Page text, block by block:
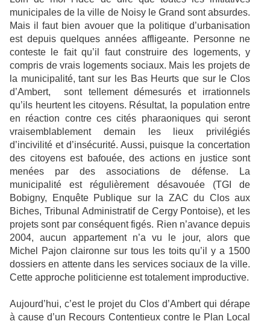
municipales de la ville de Noisy le Grand sont absurdes.
Mais il faut bien avouer que la politique d’urbanisation
est depuis quelques années affligeante. Personne ne
conteste le fait qu’il faut construire des logements, y
compris de vrais logements sociaux. Mais les projets de
la municipalité, tant sur les Bas Heurts que sur le Clos
d’Ambert, sont tellement démesurés et irrationnels
qu’ils heurtent les citoyens. Résultat, la population entre
en réaction contre ces cités pharaoniques qui seront
vraisemblablement demain les lieux privilégiés
d’incivilité et d’insécurité. Aussi, puisque la concertation
des citoyens est bafouée, des actions en justice sont
menées par des associations de défense. La
municipalité est régulièrement désavouée (TGI de
Bobigny, Enquête Publique sur la ZAC du Clos aux
Biches, Tribunal Administratif de Cergy Pontoise), et les
projets sont par conséquent figés. Rien n’avance depuis
2004, aucun appartement n’a vu le jour, alors que
Michel Pajon claironne sur tous les toits qu’il y a 1500
dossiers en attente dans les services sociaux de la ville.
Cette approche politicienne est totalement improductive.
Aujourd’hui, c’est le projet du Clos d’Ambert qui dérape
à cause d’un Recours Contentieux contre le Plan Local